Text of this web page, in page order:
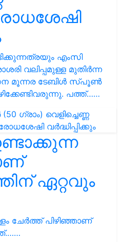
എംസി
വലിപ്പമുള്ള മുതിർന്ന
മൂന്നര ടേബിൾ സ്‌പൂൺ
പത്ത്……
ഏറ്റവും
ചേർത്ത് പിഴിഞ്ഞാണ്